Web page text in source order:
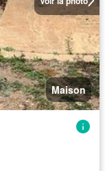
Maison